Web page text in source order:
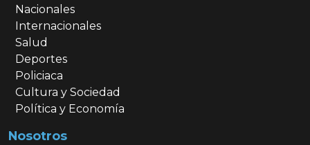
Nacionales
Internacionales
Salud
Deportes
Policiaca
Cultura y Sociedad
Política y Economía
Nosotros